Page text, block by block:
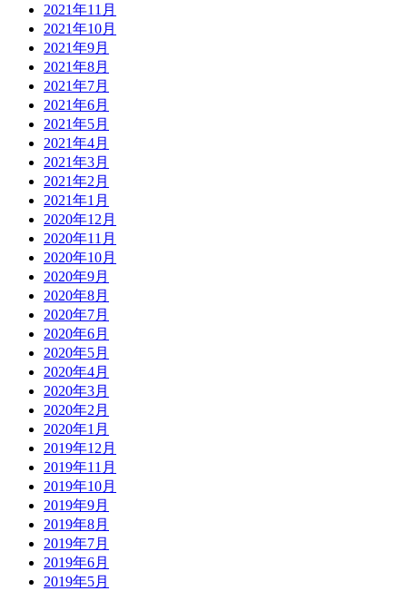
2021年11月
2021年10月
2021年9月
2021年8月
2021年7月
2021年6月
2021年5月
2021年4月
2021年3月
2021年2月
2021年1月
2020年12月
2020年11月
2020年10月
2020年9月
2020年8月
2020年7月
2020年6月
2020年5月
2020年4月
2020年3月
2020年2月
2020年1月
2019年12月
2019年11月
2019年10月
2019年9月
2019年8月
2019年7月
2019年6月
2019年5月